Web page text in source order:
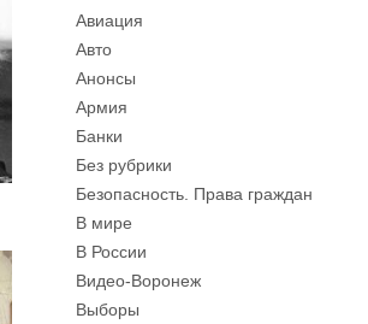
Авиация
Авто
Анонсы
Армия
Банки
Без рубрики
Безопасность. Права граждан
В мире
В России
Видео-Воронеж
Выборы